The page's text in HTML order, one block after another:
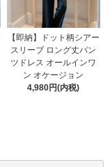
【即納】ドット柄シアー
スリーブ ロング丈パン
ツドレス オールインワ
ン オケージョン
4,980円(内税)